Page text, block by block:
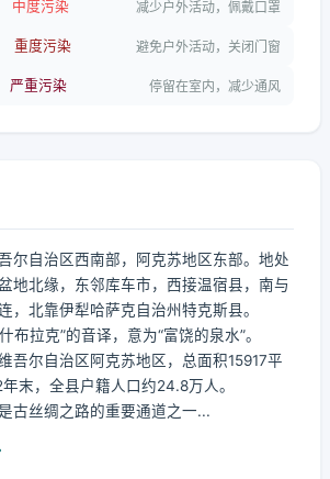
中度污染 减少户外活动，佩戴口罩
重度污染 避免户外活动，关闭门窗
严重污染 停留在室内，减少通风
尔自治区西南部，阿克苏地区东部。地处
地北缘，东邻库车市，西接温宿县，南与
，北靠伊犁哈萨克自治州特克斯县。
布拉克”的音译，意为“富饶的泉水”。
吾尔自治区阿克苏地区，总面积15917平
末，全县户籍人口约24.8万人。
古丝绸之路的重要通道之一...